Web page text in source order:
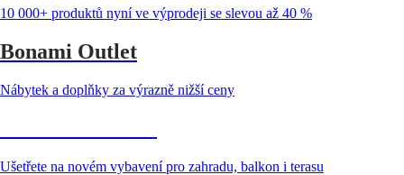
10 000+ produktů nyní ve výprodeji se slevou až 40 %
Bonami Outlet
Nábytek a doplňky za výrazně nižší ceny
Ušetřete na novém vybavení pro zahradu, balkon i terasu